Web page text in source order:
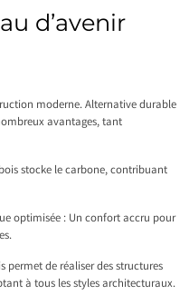
d’avenir
moderne. Alternative durable
avantages, tant
stocke le carbone, contribuant
optimisée : Un confort accru pour
permet de réaliser des structures
à tous les styles architecturaux.